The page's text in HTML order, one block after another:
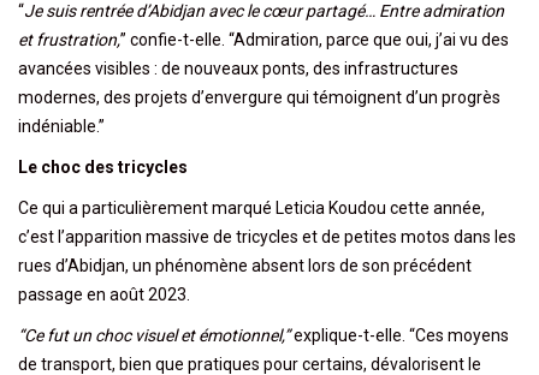
“Je suis rentrée d’Abidjan avec le cœur partagé… Entre admiration
et frustration,” confie-t-elle. “Admiration, parce que oui, j’ai vu des
avancées visibles : de nouveaux ponts, des infrastructures
modernes, des projets d’envergure qui témoignent d’un progrès
indéniable.”
Le choc des tricycles
Ce qui a particulièrement marqué Leticia Koudou cette année,
c’est l’apparition massive de tricycles et de petites motos dans les
rues d’Abidjan, un phénomène absent lors de son précédent
passage en août 2023.
“Ce fut un choc visuel et émotionnel,”explique-t-elle. “Ces moyens
de transport, bien que pratiques pour certains, dévalorisent le